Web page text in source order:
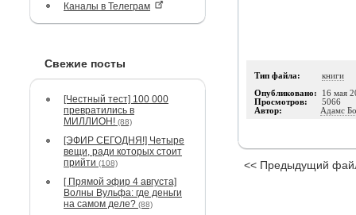
Каналы в Телеграм
Свежие посты
[Честный тест] 100 000
превратились в
МИЛЛИОН! (88)
[ЭФИР СЕГОДНЯ!] Четыре
вещи, ради которых стоит
прийти (108)
[ Прямой эфир 4 августа]
Волны Вульфа: где деньги
на самом деле? (88)
Тип файла: книги
Опубликовано: 16 мая
Просмотров: 5066
Автор: Адамс
<< Предыдущий